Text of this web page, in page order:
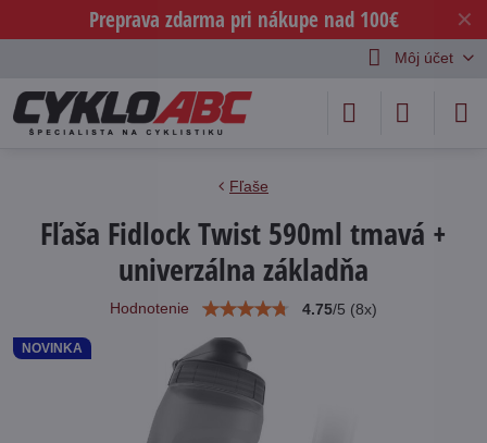
✕
Preprava zdarma pri nákupe nad 100€
Môj účet
NOVINKA
Fľaše
Fľaša Fidlock Twist 590ml tmavá +
univerzálna základňa
Hodnotenie 4.75/5 (8x)